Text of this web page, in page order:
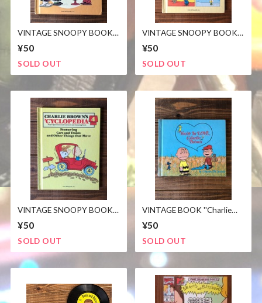
VINTAGE SNOOPY BOOK/
ピー 百科事典 絵本 ビンテ
ージ
¥50
SOLD OUT
VINTAGE SNOOPY BOOK /
ピー 百科事典 絵本 ビンテ
ージ
¥50
SOLD OUT
VINTAGE SNOOPY BOOK /
ピー 百科事典 絵本 ビンテ
ージ
¥50
SOLD OUT
VINTAGE BOOK ''Charlie
¥50
SOLD OUT